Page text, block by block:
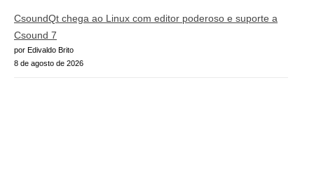
CsoundQt chega ao Linux com editor poderoso e suporte a
Csound 7
por Edivaldo Brito
8 de agosto de 2026